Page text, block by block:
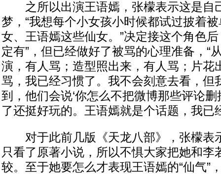
之所以出演王语嫣，张檬表示这是自
梦，“我想每个小女孩小时候都试过披着
女、王语嫣这些仙女。”决定接这个角色
定有”，但已经做好了被骂的心理准备，“
演，有人骂；造型照出来，有人骂；片花
骂，我已经习惯了。我不会刻意去看，但
到，他们会说‘你怎么不把微博那些评论删
了还挺好玩的。王语嫣就是个话题，我已
对于此前几版《天龙八部》，张檬表
只看了原著小说，所以不惧大家把她和李
较。至于她要怎么才表现王语嫣的“仙气”